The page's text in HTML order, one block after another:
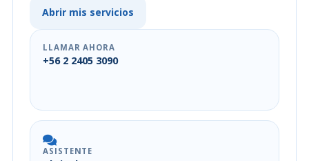
Abrir mis servicios
LLAMAR AHORA
+56 2 2405 3090
ASISTENTE